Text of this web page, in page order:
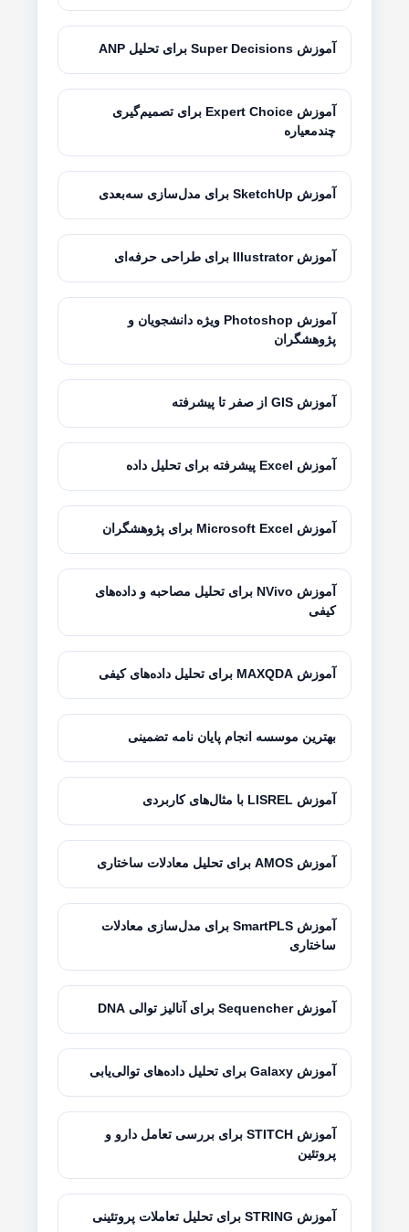
آموزش Super Decisions برای تحلیل ANP
آموزش Expert Choice برای تصمیم‌گیری
چندمعیاره
آموزش SketchUp برای مدل‌سازی سه‌بعدی
آموزش Illustrator برای طراحی حرفه‌ای
آموزش Photoshop ویژه دانشجویان و
پژوهشگران
آموزش GIS از صفر تا پیشرفته
آموزش Excel پیشرفته برای تحلیل داده
آموزش Microsoft Excel برای پژوهشگران
آموزش NVivo برای تحلیل مصاحبه و داده‌های
کیفی
آموزش MAXQDA برای تحلیل داده‌های کیفی
بهترین موسسه انجام پایان نامه تضمینی
آموزش LISREL با مثال‌های کاربردی
آموزش AMOS برای تحلیل معادلات ساختاری
آموزش SmartPLS برای مدل‌سازی معادلات
ساختاری
آموزش Sequencher برای آنالیز توالی DNA
آموزش Galaxy برای تحلیل داده‌های توالی‌یابی
آموزش STITCH برای بررسی تعامل دارو و
پروتئین
آموزش STRING برای تحلیل تعاملات پروتئینی